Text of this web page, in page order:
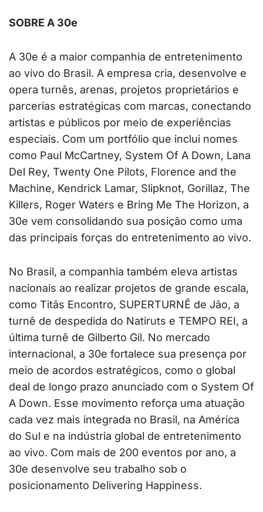
SOBRE A 30e
A 30e é a maior companhia de entretenimento
ao vivo do Brasil. A empresa cria, desenvolve e
opera turnês, arenas, projetos proprietários e
parcerias estratégicas com marcas, conectando
artistas e públicos por meio de experiências
especiais. Com um portfólio que inclui nomes
como Paul McCartney, System Of A Down, Lana
Del Rey, Twenty One Pilots, Florence and the
Machine, Kendrick Lamar, Slipknot, Gorillaz, The
Killers, Roger Waters e Bring Me The Horizon, a
30e vem consolidando sua posição como uma
das principais forças do entretenimento ao vivo.
No Brasil, a companhia também eleva artistas
nacionais ao realizar projetos de grande escala,
como Titãs Encontro, SUPERTURNÊ de Jão, a
turnê de despedida do Natiruts e TEMPO REI, a
última turnê de Gilberto Gil. No mercado
internacional, a 30e fortalece sua presença por
meio de acordos estratégicos, como o global
deal de longo prazo anunciado com o System Of
A Down. Esse movimento reforça uma atuação
cada vez mais integrada no Brasil, na América
do Sul e na indústria global de entretenimento
ao vivo. Com mais de 200 eventos por ano, a
30e desenvolve seu trabalho sob o
posicionamento Delivering Happiness.